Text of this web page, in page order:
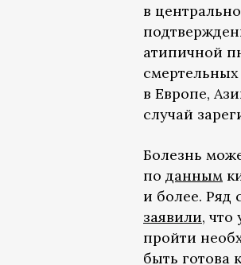
в
атипичной
в Европе,
случай
Болезнь
по данным
и более. Ряд
заявили, что
пройти
быть готова